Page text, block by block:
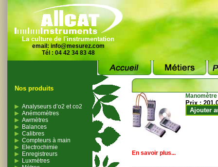
La culture de l'instrumentation
email: info@mesurez.com
Tél : 04 42 34 83 48
Nos produits
Analyseurs d’o2 et co2
Anémomètres
Awmètres
Balances
Calibres
Compteurs à main
Electrochimie
Enregistreurs
Luxmètres
Prix :
Ajouter
En savoir plus...